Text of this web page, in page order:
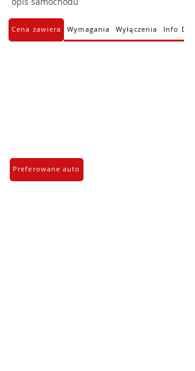
Cena zawiera Wymagania Wyłączenia Info
Preferowane auto